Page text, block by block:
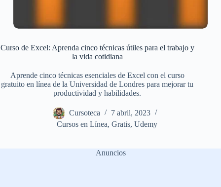
Curso de Excel: Aprenda cinco técnicas útiles para el trabajo y
la vida cotidiana
Aprende cinco técnicas esenciales de Excel con el curso
gratuito en línea de la Universidad de Londres para mejorar tu
productividad y habilidades.
Cursoteca
7 abril, 2023
Cursos en Línea,Gratis,Udemy
Anuncios